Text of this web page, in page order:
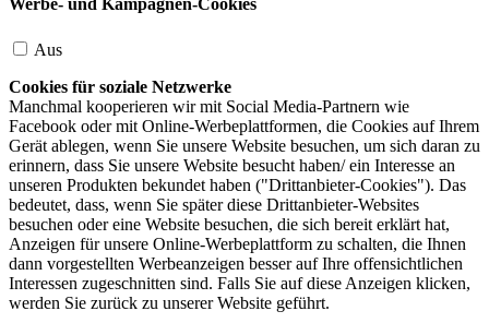
Werbe- und Kampagnen-Cookies
Aus
Cookies für soziale Netzwerke
Manchmal kooperieren wir mit Social Media-Partnern wie
Facebook oder mit Online-Werbeplattformen, die Cookies auf Ihrem
Gerät ablegen, wenn Sie unsere Website besuchen, um sich daran zu
erinnern, dass Sie unsere Website besucht haben/ ein Interesse an
unseren Produkten bekundet haben ("Drittanbieter-Cookies"). Das
bedeutet, dass, wenn Sie später diese Drittanbieter-Websites
besuchen oder eine Website besuchen, die sich bereit erklärt hat,
Anzeigen für unsere Online-Werbeplattform zu schalten, die Ihnen
dann vorgestellten Werbeanzeigen besser auf Ihre offensichtlichen
Interessen zugeschnitten sind. Falls Sie auf diese Anzeigen klicken,
werden Sie zurück zu unserer Website geführt.